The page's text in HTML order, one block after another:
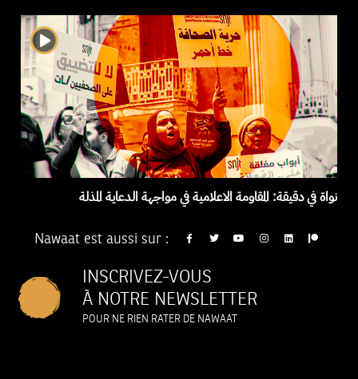
نواة في دقيقة: المقاومة الاعلامية في مواجهة الدعاية المذلة
Nawaat est aussi sur :
INSCRIVEZ-VOUS
À NOTRE NEWSLETTER
POUR NE RIEN RATER DE NAWAAT